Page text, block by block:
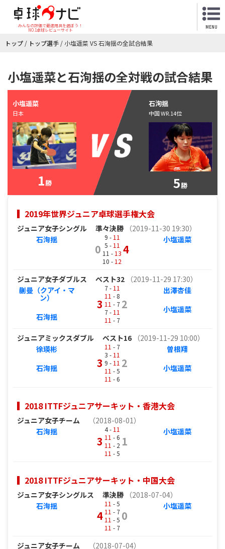
みんなの評価で最適用具を選ぼう！
NO.1卓球レビューサイト
MENU
トップ / トップ選手 / 小塩遥菜 VS 石洵揺の全試合結果
小塩遥菜と石洵揺の全対戦の試合結果
小塩遥菜
日本
1勝
石洵揺
中国 WR.14位
5勝
2019年世界ジュニア卓球選手権大会
ジュニア女子シングル 準々決勝
（2019-11-30 19:30）
石洵揺
0
9 - 11
5 - 11
11 - 13
10 - 12
4
小塩遥菜
ジュニア女子ダブルス ベスト32
（2019-11-29 17:30）
蒯曼（クアイ・マ
ン）
石洵揺
3
7 - 11
11 - 8
11 - 7
7 - 11
11 - 7
2
出澤杏佳
小塩遥菜
ジュニアミックスダブル ベスト16
（2019-11-29 10:00）
徐瑛彬
石洵揺
3
11 - 7
3 - 11
9 - 11
11 - 5
11 - 6
2
曽根翔
小塩遥菜
2018 ITTFジュニアサーキット・香港大会
ジュニア女子チーム
（2018-08-01）
石洵揺
3
4 - 11
11 - 6
11 - 2
11 - 5
1
小塩遥菜
2018 ITTFジュニアサーキット・中国大会
ジュニア女子シングルス 準決勝
（2018-07-04）
石洵揺
4
11 - 5
11 - 7
11 - 5
11 - 7
0
小塩遥菜
ジュニア女子チーム
（2018-07-04）